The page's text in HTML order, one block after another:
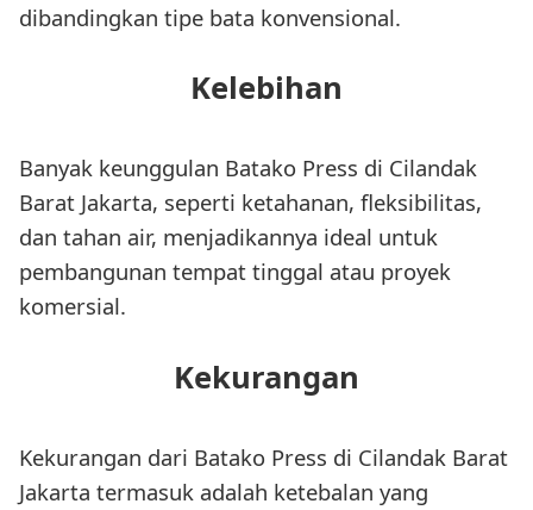
dibandingkan tipe bata konvensional.
Kelebihan
Banyak keunggulan Batako Press di Cilandak
Barat Jakarta, seperti ketahanan, fleksibilitas,
dan tahan air, menjadikannya ideal untuk
pembangunan tempat tinggal atau proyek
komersial.
Kekurangan
Kekurangan dari Batako Press di Cilandak Barat
Jakarta termasuk adalah ketebalan yang